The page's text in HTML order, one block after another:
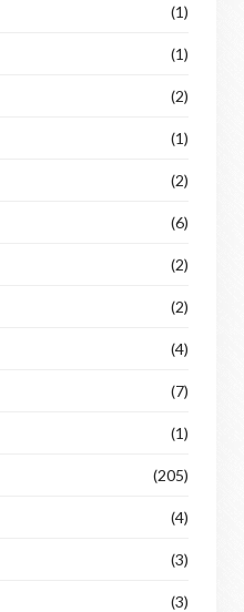
(1)
(1)
(2)
(1)
(2)
(6)
(2)
(2)
(4)
(7)
(1)
(205)
(4)
(3)
(3)